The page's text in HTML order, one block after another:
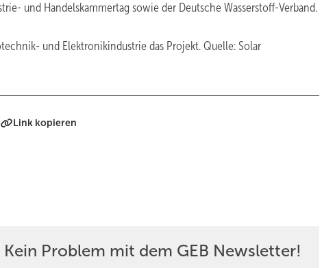
und Handelskammertag sowie der Deutsche Wasserstoff-Verband.
und Elektronikindustrie das Projekt. Quelle: Solar
Link kopieren
Kein Problem mit dem GEB Newsletter!